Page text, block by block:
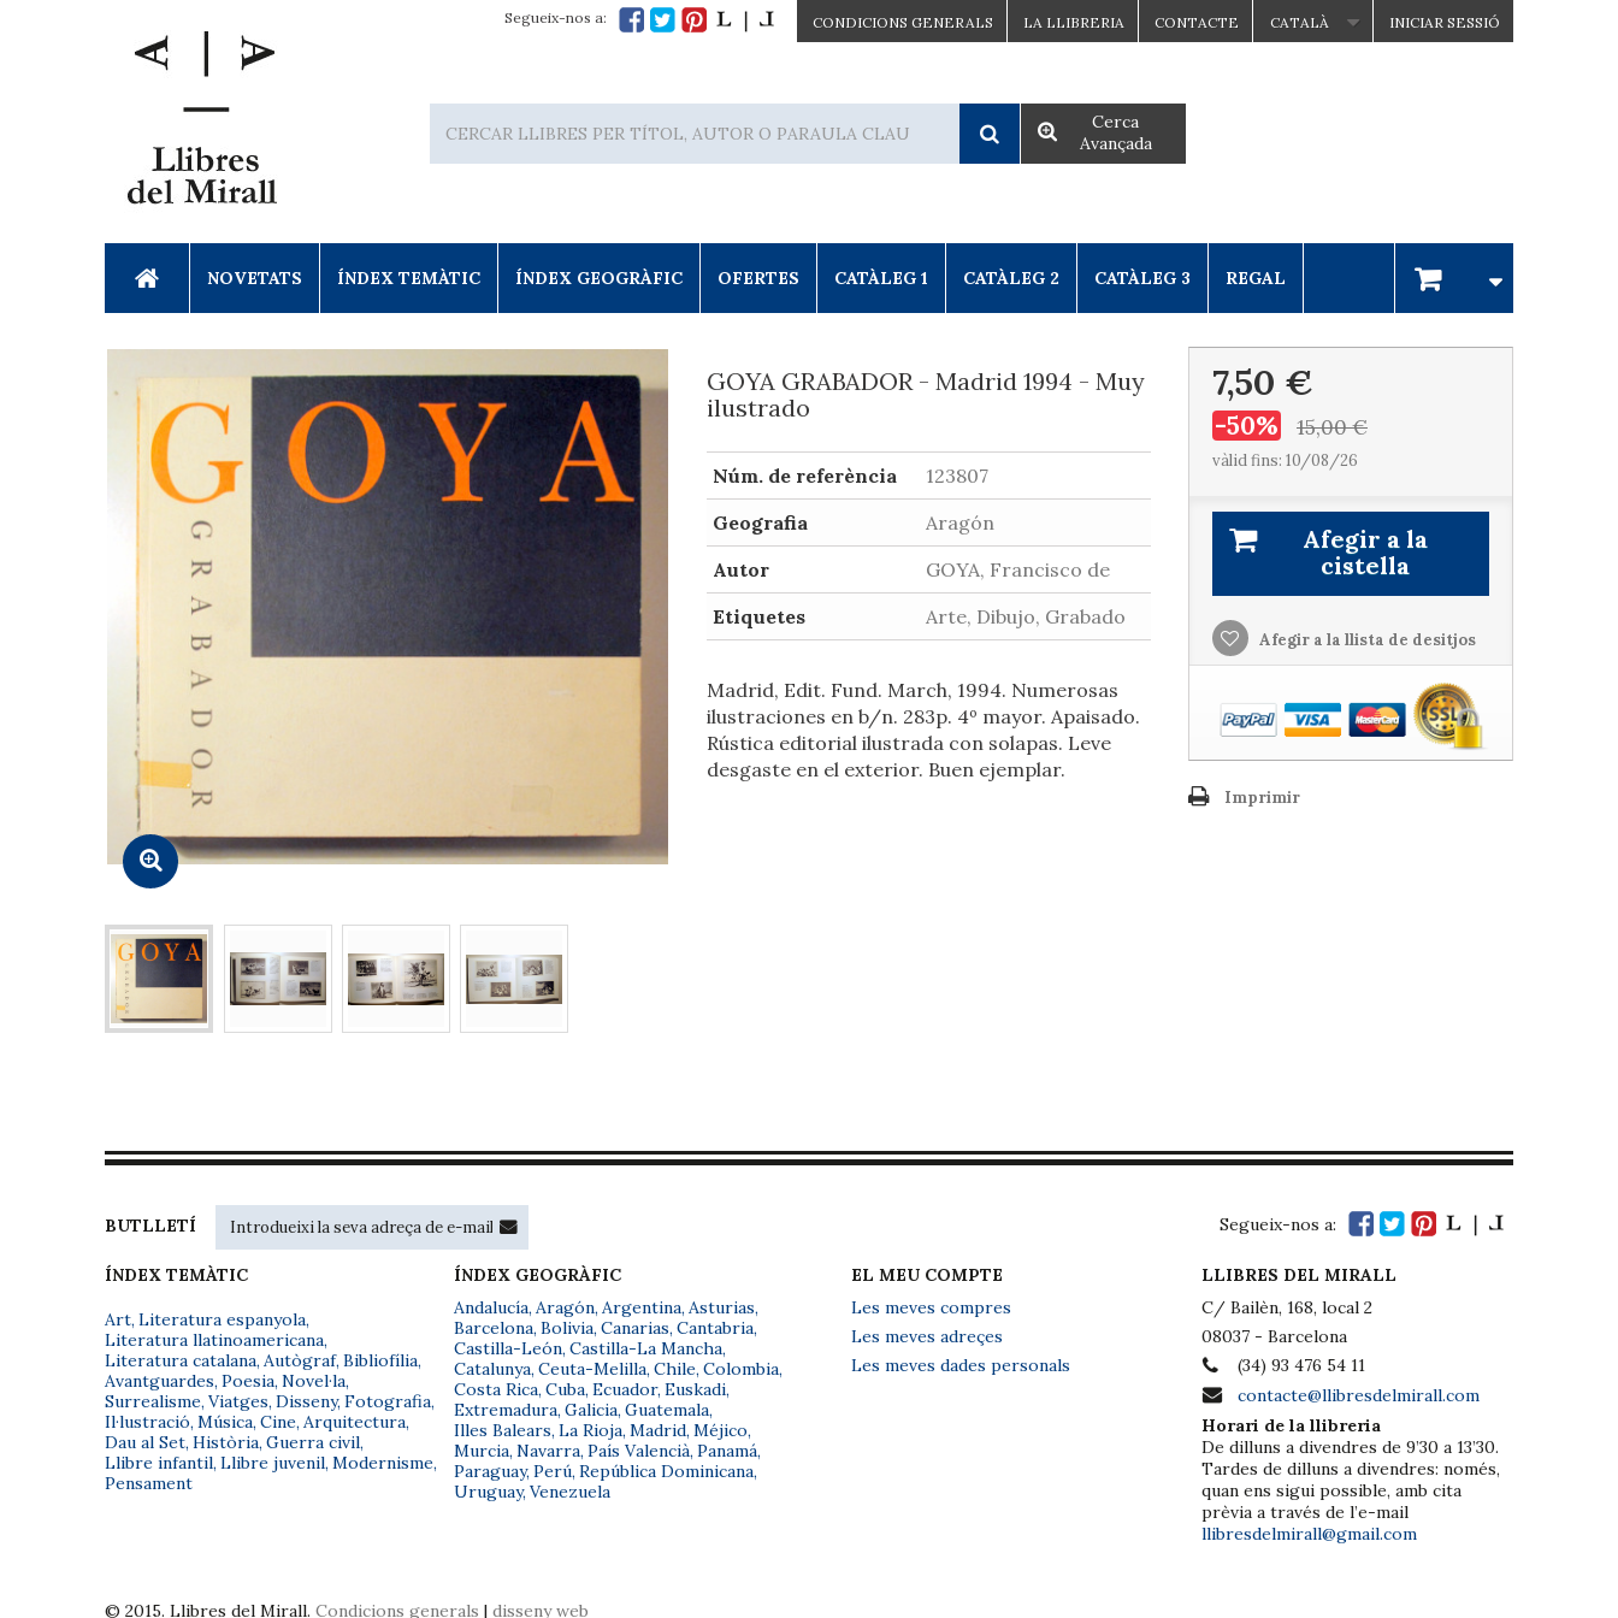
INICIAR SESSIÓ
CATALÀ
CONTACTE
LA LLIBRERIA
CONDICIONS GENERALS
Segueix-nos a:
Cerca
Avançada
NOVETATS ÍNDEX TEMÀTIC ÍNDEX GEOGRÀFIC OFERTES CATÀLEG 1 CATÀLEG 2 CATÀLEG 3 REGAL
GOYA GRABADOR - Madrid 1994 - Muy
ilustrado
Núm. de referència
123807
Geografia
Aragón
Autor
GOYA, Francisco de
Etiquetes
Arte, Dibujo, Grabado
Madrid, Edit. Fund. March, 1994. Numerosas
ilustraciones en b/n. 283p. 4º mayor. Apaisado.
Rústica editorial ilustrada con solapas. Leve
desgaste en el exterior. Buen ejemplar.
7,50 €
-50% 15,00 €
vàlid fins: 10/08/26
Afegir a la
cistella
Afegir a la llista de desitjos
Imprimir
BUTLLETÍ Segueix-nos a:
ÍNDEX TEMÀTIC
Art, Literatura espanyola,
Literatura llatinoamericana,
Literatura catalana, Autògraf, Bibliofília,
Avantguardes, Poesia, Novel·la,
Surrealisme, Viatges, Disseny, Fotografia,
Il·lustració, Música, Cine, Arquitectura,
Dau al Set, Història, Guerra civil,
Llibre infantil, Llibre juvenil, Modernisme,
Pensament
ÍNDEX GEOGRÀFIC
Andalucía, Aragón, Argentina, Asturias,
Barcelona, Bolivia, Canarias, Cantabria,
Castilla-León, Castilla-La Mancha,
Catalunya, Ceuta-Melilla, Chile, Colombia,
Costa Rica, Cuba, Ecuador, Euskadi,
Extremadura, Galicia, Guatemala,
Illes Balears, La Rioja, Madrid, Méjico,
Murcia, Navarra, País Valencià, Panamá,
Paraguay, Perú, República Dominicana,
Uruguay, Venezuela
EL MEU COMPTE
Les meves compres
Les meves adreçes
Les meves dades personals
LLIBRES DEL MIRALL
C/ Bailèn, 168, local 2
08037 - Barcelona
(34) 93 476 54 11
contacte@llibresdelmirall.com
Horari de la llibreria
De dilluns a divendres de 9’30 a 13’30.
Tardes de dilluns a divendres: només,
quan ens sigui possible, amb cita
prèvia a través de l’e-mail
llibresdelmirall@gmail.com
© 2015. Llibres del Mirall. Condicions generals | disseny web